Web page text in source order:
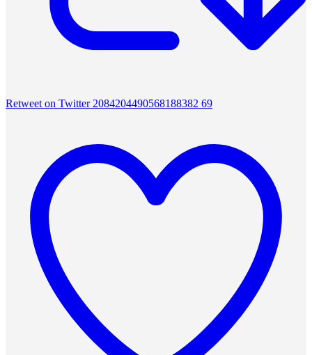
Retweet on Twitter 2084204490568188382 69